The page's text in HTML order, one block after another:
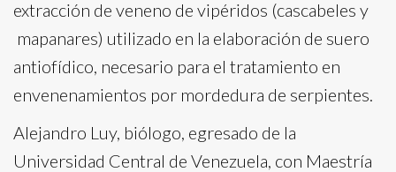
extracción de veneno de vipéridos (cascabeles y
mapanares) utilizado en la elaboración de suero
antiofídico, necesario para el tratamiento en
envenenamientos por mordedura de serpientes.
Alejandro Luy, biólogo, egresado de la
Universidad Central de Venezuela, con Maestría